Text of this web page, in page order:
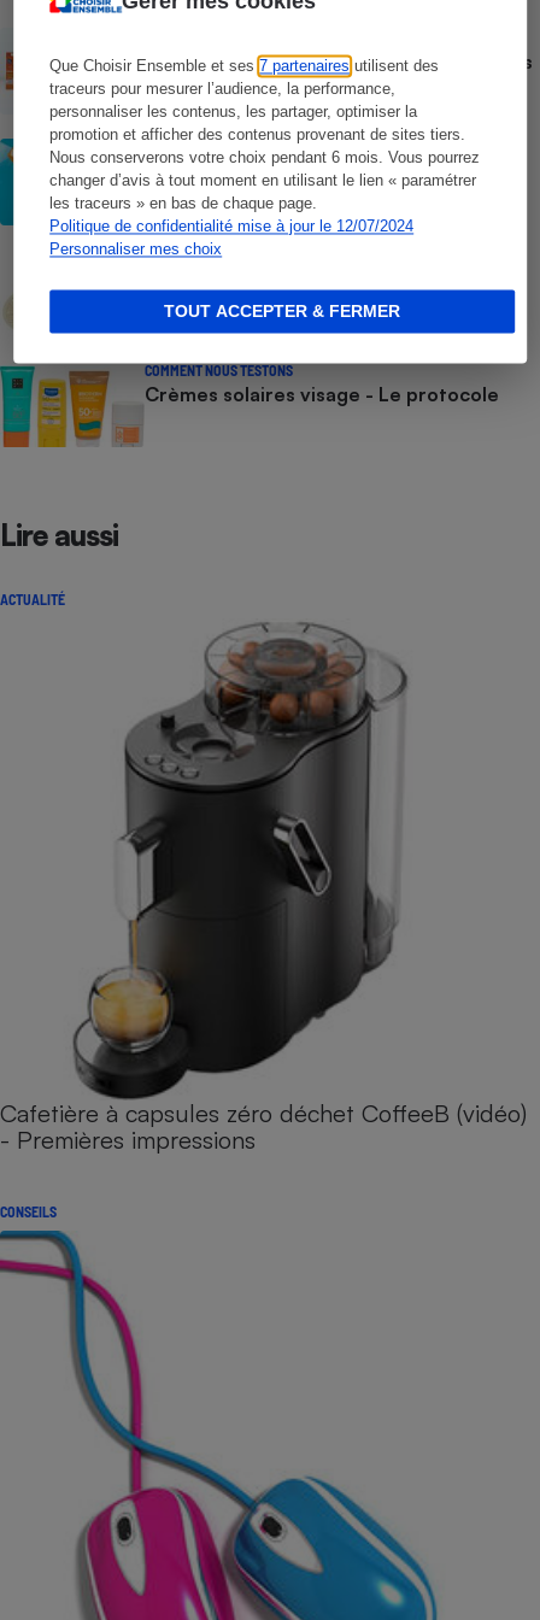
Que Choisir Ensemble et ses7 partenaires utilisent des
traceurs pour mesurer l’audience, la performance,
personnaliser les contenus, les partager, optimiser la
promotion et afficher des contenus provenant de sites tiers.
Nous conserverons votre choix pendant 6 mois. Vous pourrez
changer d’avis à tout moment en utilisant le lien « paramétrer
les traceurs » en bas de chaque page.
Politique de confidentialité mise à jour le 12/07/2024
Personnaliser mes choix
TOUT ACCEPTER & FERMER
Crèmes solaires - Le bilan désastreux des
plateformes chinoises
Crèmes solaires - Les logos à la loupe
COMMENT NOUS TESTONS
Crèmes solaires - Le protocole
COMMENT NOUS TESTONS
Crèmes solaires visage - Le protocole
Lire aussi
ACTUALITÉ
Cafetière à capsules zéro déchet CoffeeB (vidéo)
- Premières impressions
CONSEILS